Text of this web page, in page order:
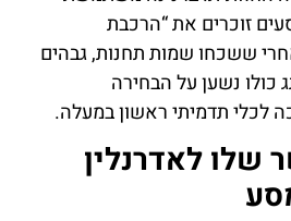
זוכרים את “הרכבת
ששכחו שמות תחנות, גבהים
כולו נשען על הבחירה
לכלי תדמיתי ראשון במעלה.
שלו לאדרנלין